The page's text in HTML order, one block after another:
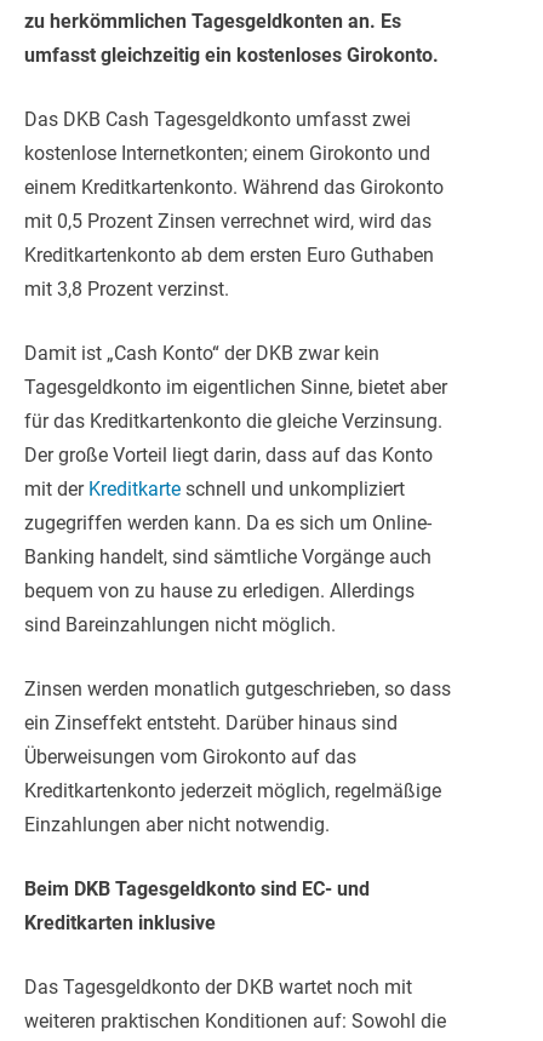
zu herkömmlichen Tagesgeldkonten an. Es
umfasst gleichzeitig ein kostenloses Girokonto.
Das DKB Cash Tagesgeldkonto umfasst zwei
kostenlose Internetkonten; einem Girokonto und
einem Kreditkartenkonto. Während das Girokonto
mit 0,5 Prozent Zinsen verrechnet wird, wird das
Kreditkartenkonto ab dem ersten Euro Guthaben
mit 3,8 Prozent verzinst.
Damit ist „Cash Konto“ der DKB zwar kein
Tagesgeldkonto im eigentlichen Sinne, bietet aber
für das Kreditkartenkonto die gleiche Verzinsung.
Der große Vorteil liegt darin, dass auf das Konto
mit der Kreditkarte schnell und unkompliziert
zugegriffen werden kann. Da es sich um Online-
Banking handelt, sind sämtliche Vorgänge auch
bequem von zu hause zu erledigen. Allerdings
sind Bareinzahlungen nicht möglich.
Zinsen werden monatlich gutgeschrieben, so dass
ein Zinseffekt entsteht. Darüber hinaus sind
Überweisungen vom Girokonto auf das
Kreditkartenkonto jederzeit möglich, regelmäßige
Einzahlungen aber nicht notwendig.
Beim DKB Tagesgeldkonto sind EC- und
Kreditkarten inklusive
Das Tagesgeldkonto der DKB wartet noch mit
weiteren praktischen Konditionen auf: Sowohl die